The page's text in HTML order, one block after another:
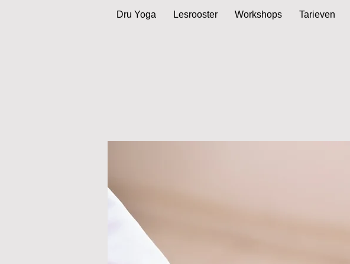
Dru Yoga Lesrooster Workshops Tarieven